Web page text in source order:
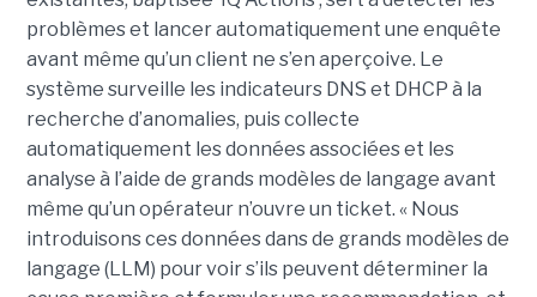
problèmes et lancer automatiquement une enquête
avant même qu’un client ne s’en aperçoive. Le
système surveille les indicateurs DNS et DHCP à la
recherche d’anomalies, puis collecte
automatiquement les données associées et les
analyse à l’aide de grands modèles de langage avant
même qu’un opérateur n’ouvre un ticket. « Nous
introduisons ces données dans de grands modèles de
langage (LLM) pour voir s’ils peuvent déterminer la